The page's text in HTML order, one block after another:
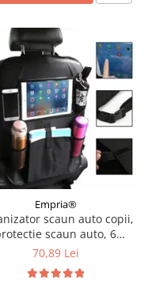
Empria®
scaun auto copii,
scaun auto, 6
60x42 cm, Empria,
70,89 Lei